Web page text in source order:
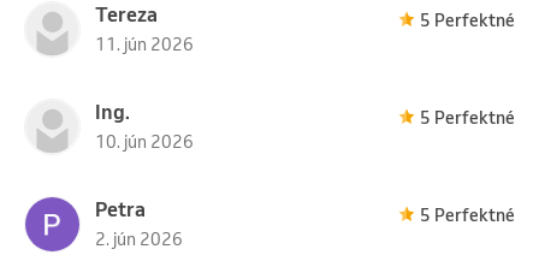
Tereza
11. jún 2026
5 Perfektné
Ing.
10. jún 2026
5 Perfektné
Petra
2. jún 2026
5 Perfektné